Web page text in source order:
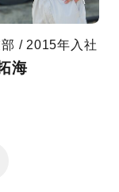
/ 2015年入社
海